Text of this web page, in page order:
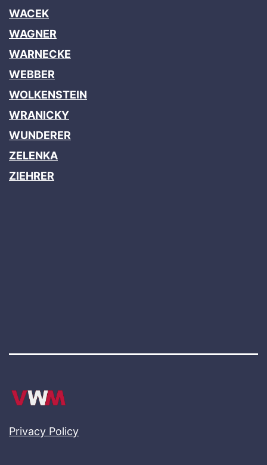
WACEK
WAGNER
WARNECKE
WEBBER
WOLKENSTEIN
WRANICKY
WUNDERER
ZELENKA
ZIEHRER
Privacy Policy